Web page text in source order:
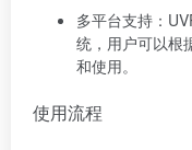
多平台支持：
统，用户可以根
和使用。
使用流程